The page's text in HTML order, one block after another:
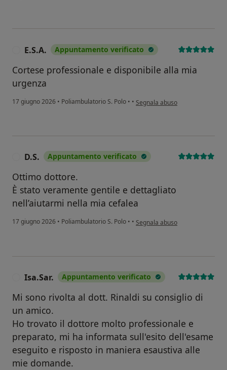
E.S.A. Appuntamento verificato
Cortese professionale e disponibile alla mia
urgenza
17 giugno 2026 • Poliambulatorio S. Polo • • secondo l'opinione dell'utente
Segnala abuso
D.S. Appuntamento verificato
Ottimo dottore.
È stato veramente gentile e dettagliato
nell’aiutarmi nella mia cefalea
17 giugno 2026 • Poliambulatorio S. Polo • • secondo l'opinione dell'utente
Segnala abuso
Isa.Sar. Appuntamento verificato
Mi sono rivolta al dott. Rinaldi su consiglio di
un amico.
Ho trovato il dottore molto professionale e
preparato, mi ha informata sull'esito dell'esame
eseguito e risposto in maniera esaustiva alle
mie domande.